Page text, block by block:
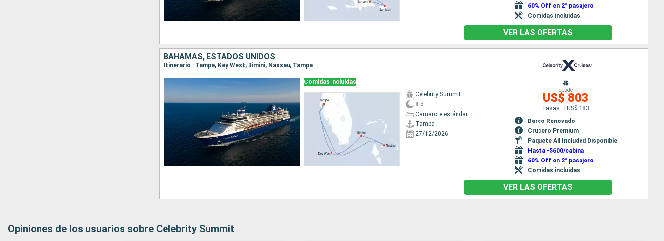
60% Off en 2° pasajero
Comidas incluidas
VER LAS OFERTAS
BAHAMAS, ESTADOS UNIDOS
Itinerario : Tampa, Key West, Bimini, Nassau, Tampa
Comidas incluidas
Celebrity Summit
8 d
Camarote estándar
Tampa
27/12/2026
desde
US$ 803
Tasas: +US$ 183
Barco Renovado
Crucero Premium
Paquete All Included Disponible
Hasta -$600/cabina
60% Off en 2° pasajero
Comidas incluidas
VER LAS OFERTAS
Opiniones de los usuarios sobre Celebrity Summit